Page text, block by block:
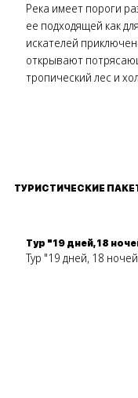
Река имеет пороги
ее подходящей как
искателей
открывают
тропический лес и
ТУРИСТИЧЕСКИЕ
Тур "19 дней, 18
Тур "19 дней, 18